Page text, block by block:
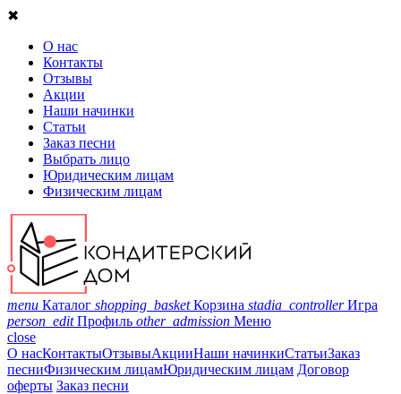
✖
О нас
Контакты
Отзывы
Акции
Наши начинки
Статьи
Заказ песни
Выбрать лицо
Юридическим лицам
Физическим лицам
menu Каталог shopping_basket Корзина stadia_controller Игра
person_edit Профиль other_admission Меню
close
О насКонтактыОтзывыАкцииНаши начинкиСтатьиЗаказ
песниФизическим лицамЮридическим лицам Договор
оферты Заказ песни